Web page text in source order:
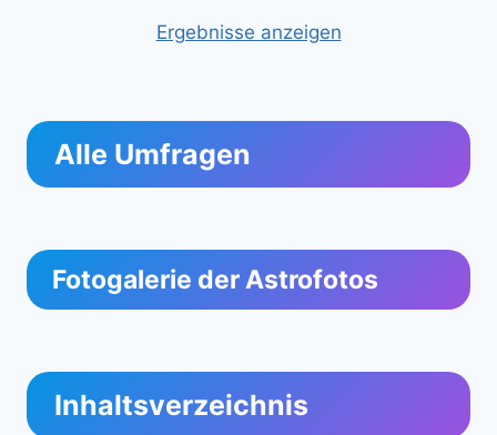
Ergebnisse anzeigen
Alle Umfragen
Fotogalerie der Astrofotos
Inhaltsverzeichnis